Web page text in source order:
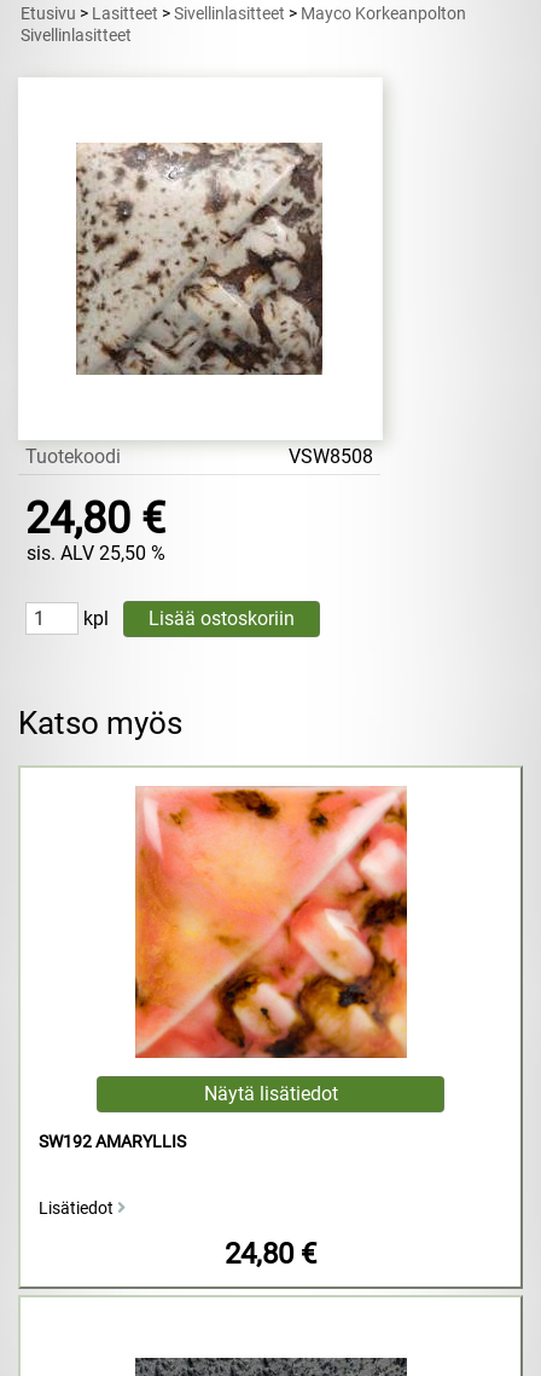
Etusivu > Lasitteet >Sivellinlasitteet > Mayco Korkeanpolton
Sivellinlasitteet
Tuotekoodi VSW8508
24,80 €
sis. ALV 25,50 %
kpl
Katso myös
SW192 AMARYLLIS
Lisätiedot
24,80 €